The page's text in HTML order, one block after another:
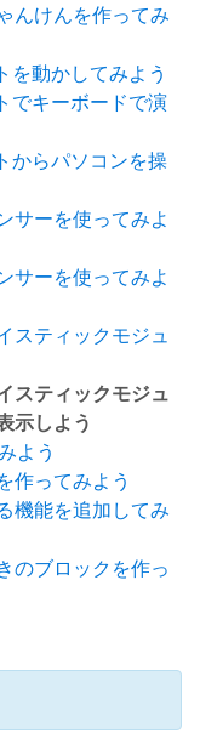
んけんを作ってみ
を動かしてみよう
でキーボードで演
からパソコンを操
サーを使ってみよ
サーを使ってみよ
スティックモジュ
スティックモジュ
示しよう
よう
作ってみよう
機能を追加してみ
のブロックを作っ